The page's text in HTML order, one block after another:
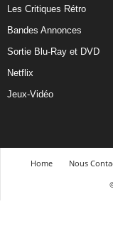
Les Critiques Rétro
Bandes Annonces
Sortie Blu-Ray et DVD
Netflix
Jeux-Vidéo
Home Nous